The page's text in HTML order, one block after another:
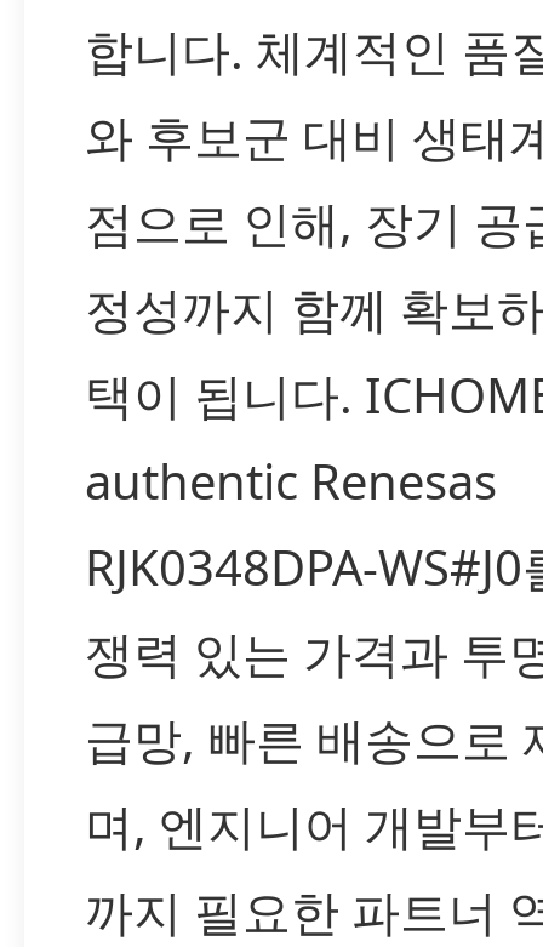
합니다. 체계적인 품
와 후보군 대비 생태
점으로 인해, 장기 공
정성까지 함께 확보
택이 됩니다.
authentic Renesas
RJK0348DPA-
쟁력 있는 가격과 투
급망, 빠른 배송으로
며, 엔지니어 개발부
까지 필요한 파트너